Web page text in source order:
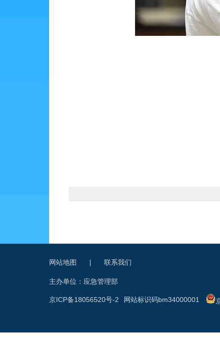
网站地图 | 联系我们
主办单位：应急管理部
网站标识码bm34000001
京ICP备18056520号-2